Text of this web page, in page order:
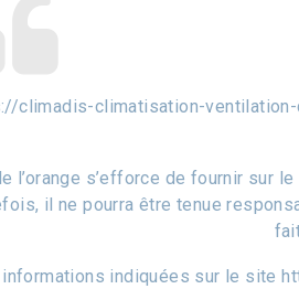
climadis-climatisation-ventilation-
l’orange s’efforce de fournir
il ne pourra être tenue
indiquées sur le site